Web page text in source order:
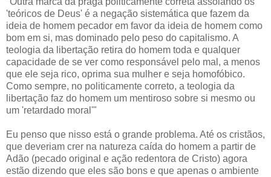
'teóricos de Deus' é a negação sistemática que fazem da
ideia de homem pecador em favor da ideia de homem como
bom em si, mas dominado pelo peso do capitalismo. A
teologia da libertação retira do homem toda e qualquer
capacidade de se ver como responsável pelo mal, a menos
que ele seja rico, oprima sua mulher e seja homofóbico.
Como sempre, no politicamente correto, a teologia da
libertação faz do homem um mentiroso sobre si mesmo ou
um 'retardado moral'"
Eu penso que nisso está o grande problema. Até os cristãos,
que deveriam crer na natureza caída do homem a partir de
Adão (pecado original e ação redentora de Cristo) agora
estão dizendo que eles são bons e que apenas o ambiente